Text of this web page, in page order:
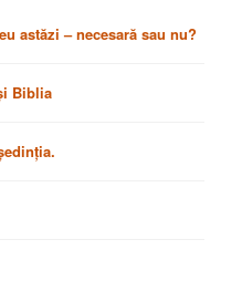
astăzi – necesară sau nu?
Biblia